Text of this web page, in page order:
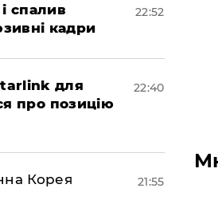
спалив
кадри
22:52
для
про позицію
22:40
Корея
21:55